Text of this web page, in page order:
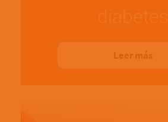
diabetes
Leer más